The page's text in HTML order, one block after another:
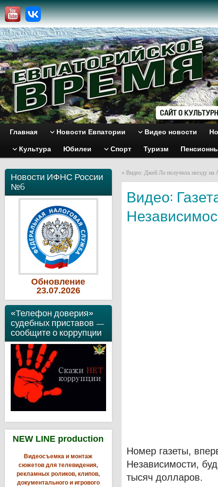
Главная Новости Евпатории Видео новости
Культура Юбилеи Спорт Туризм
Новости ИФНС России
№6
Обновление
23.07.2026
«Телефон доверия»
судебных приставов —
сообщите о коррупции
NEW LINE production
Видеосъемка и монтаж
сюжетов для телевидения,
рекламных роликов, клипов,
документального и игрового
« Видео: Джей Ло получила звезду на
Видео:
Номер газеты,
Независимости,
тысяч долларов.